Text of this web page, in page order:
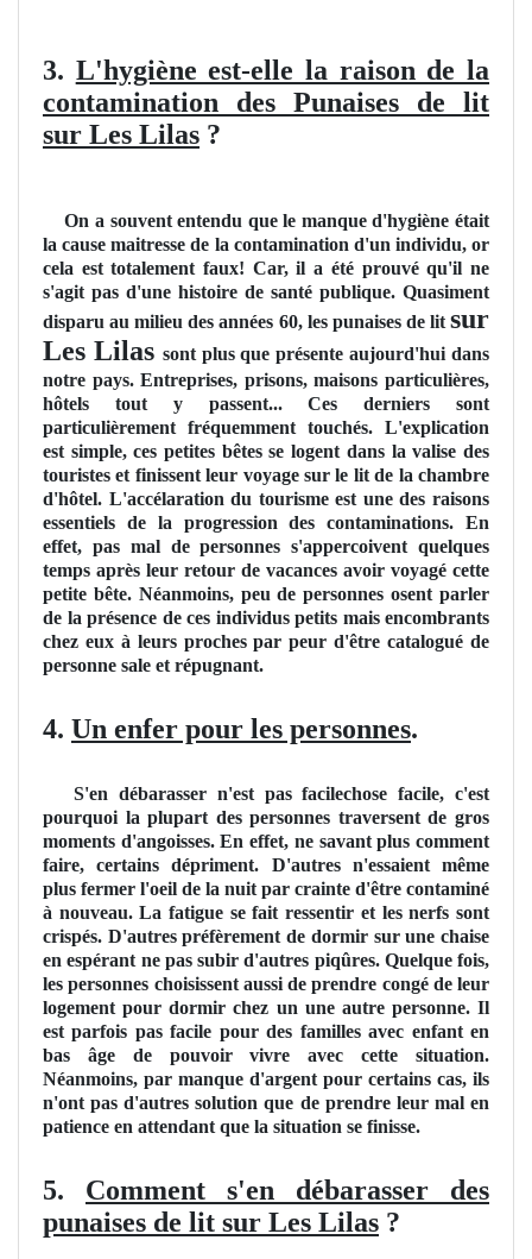
3. L'hygiène est-elle la raison de la
contamination des Punaises de lit
sur Les Lilas ?
On a souvent entendu que le manque d'hygiène était
la cause maitresse de la contamination d'un individu, or
cela est totalement faux! Car, il a été prouvé qu'il ne
s'agit pas d'une histoire de santé publique. Quasiment
disparu au milieu des années 60, les punaises de lit sur
Les Lilas sont plus que présente aujourd'hui dans
notre pays. Entreprises, prisons, maisons particulières,
hôtels tout y passent... Ces derniers sont
particulièrement fréquemment touchés. L'explication
est simple, ces petites bêtes se logent dans la valise des
touristes et finissent leur voyage sur le lit de la chambre
d'hôtel. L'accélaration du tourisme est une des raisons
essentiels de la progression des contaminations. En
effet, pas mal de personnes s'appercoivent quelques
temps après leur retour de vacances avoir voyagé cette
petite bête. Néanmoins, peu de personnes osent parler
de la présence de ces individus petits mais encombrants
chez eux à leurs proches par peur d'être catalogué de
personne sale et répugnant.
4. Un enfer pour les personnes.
S'en débarasser n'est pas facilechose facile, c'est
pourquoi la plupart des personnes traversent de gros
moments d'angoisses. En effet, ne savant plus comment
faire, certains dépriment. D'autres n'essaient même
plus fermer l'oeil de la nuit par crainte d'être contaminé
à nouveau. La fatigue se fait ressentir et les nerfs sont
crispés. D'autres préfèrement de dormir sur une chaise
en espérant ne pas subir d'autres piqûres. Quelque fois,
les personnes choisissent aussi de prendre congé de leur
logement pour dormir chez un une autre personne. Il
est parfois pas facile pour des familles avec enfant en
bas âge de pouvoir vivre avec cette situation.
Néanmoins, par manque d'argent pour certains cas, ils
n'ont pas d'autres solution que de prendre leur mal en
patience en attendant que la situation se finisse.
5. Comment s'en débarasser des
punaises de lit sur Les Lilas ?